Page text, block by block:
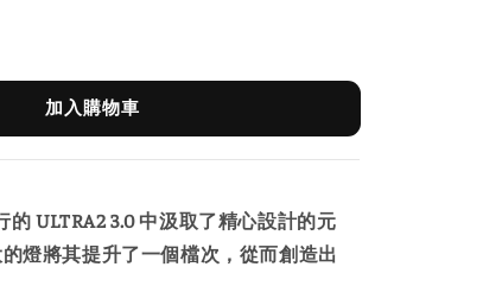
加入購物車
的 ULTRA2 3.0 中汲取了精心設計的元
燈將其提升了一個檔次，從而創造出